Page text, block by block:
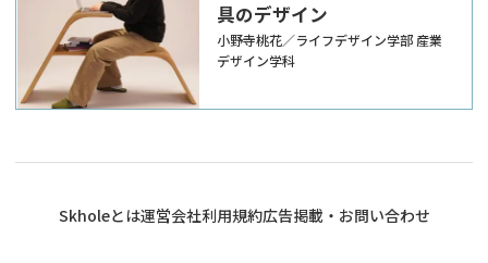
具のデザイン
小野寺桃花／ライフデザイン学部 産業
デザイン学科
Skholeとは運営会社利用規約広告掲載・お問い合わせ